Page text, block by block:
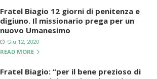
Fratel Biagio 12 giorni di penitenza e
digiuno. Il missionario prega per un
nuovo Umanesimo
Giu 12, 2020
READ MORE
Fratel Biagio: “per il bene prezioso di